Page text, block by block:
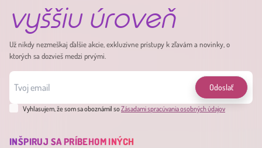
vyššiu úroveň
Už nikdy nezmeškaj ďalšie akcie, exkluzívne prístupy k zľavám a novinky, o
ktorých sa dozvieš medzi prvými.
Odoslať
Vyhlasujem, že som sa oboznámil soZásadami spracúvania osobných údajov
INŠPIRUJ SA PRÍBEHOM INÝCH